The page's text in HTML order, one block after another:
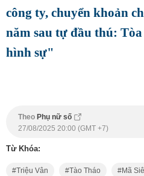
công ty, chuyển khoản
năm sau tự đầu thú:
hình sự"
Theo Phụ nữ số
27/08/2025 20:00 (GMT +7)
Từ Khóa:
Triệu Vân Tào Tháo Mã